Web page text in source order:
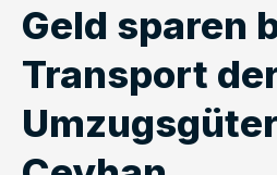
Geld sparen
Transport